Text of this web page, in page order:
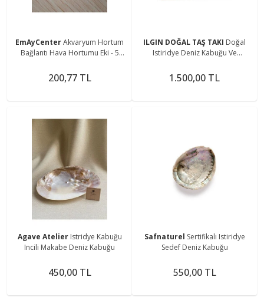
EmAyCenterAkvaryum Hortum
Bağlantı Hava Hortumu Eki - 5
200,77 TL
ILGIN DOĞAL TAŞ TAKI Doğal
Istiridye Deniz Kabuğu Ve
1.500,00 TL
Agave Atelier Istridye Kabuğu
Incili Makabe Deniz Kabuğu
450,00 TL
Safnaturel Sertifikalı Istiridye
Sedef Deniz Kabuğu
550,00 TL